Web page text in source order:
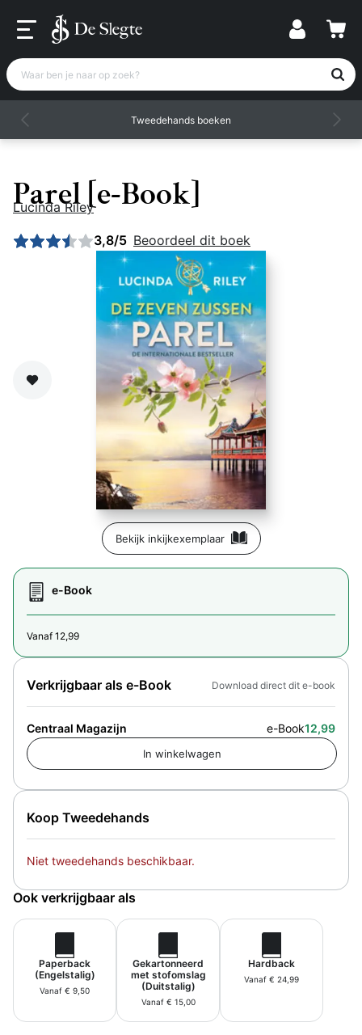
Waar ben je naar op zoek?
Tweedehands boeken
Parel [e-Book]
Lucinda Riley
Gemiddelde beoordeling: 3,75 uit 5
3,8/5 Beoordeel dit boek
Bekijk inkijkexemplaar
e-Book
Vanaf 12,99
Koop Tweedehands
Niet tweedehands beschikbaar.
Verkrijgbaar als e-Book
Centraal Magazijn e-Book12,99
Download direct dit e-book
Ook verkrijgbaar als
Paperback
(Engelstalig)
Vanaf € 9,50
Gekartonneerd
met stofomslag
(Duitstalig)
Vanaf € 15,00
Hardback
Vanaf € 24,99